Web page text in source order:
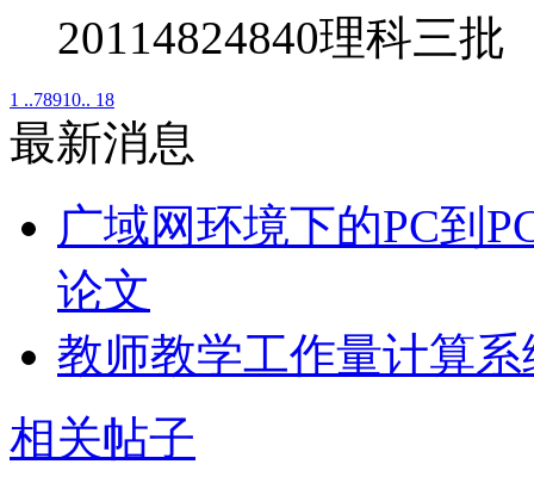
20114824840理科三批
1 ..78910.. 18
最新消息
广域网环境下的PC到
论文
教师教学工作量计算
相关帖子